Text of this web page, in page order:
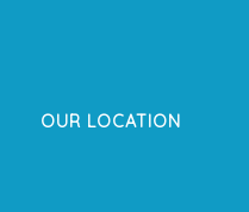
OUR LOCATION